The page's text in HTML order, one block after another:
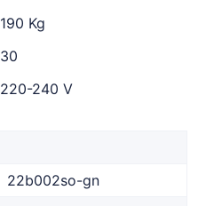
190 Kg
30
220-240 V
22b002so-gn